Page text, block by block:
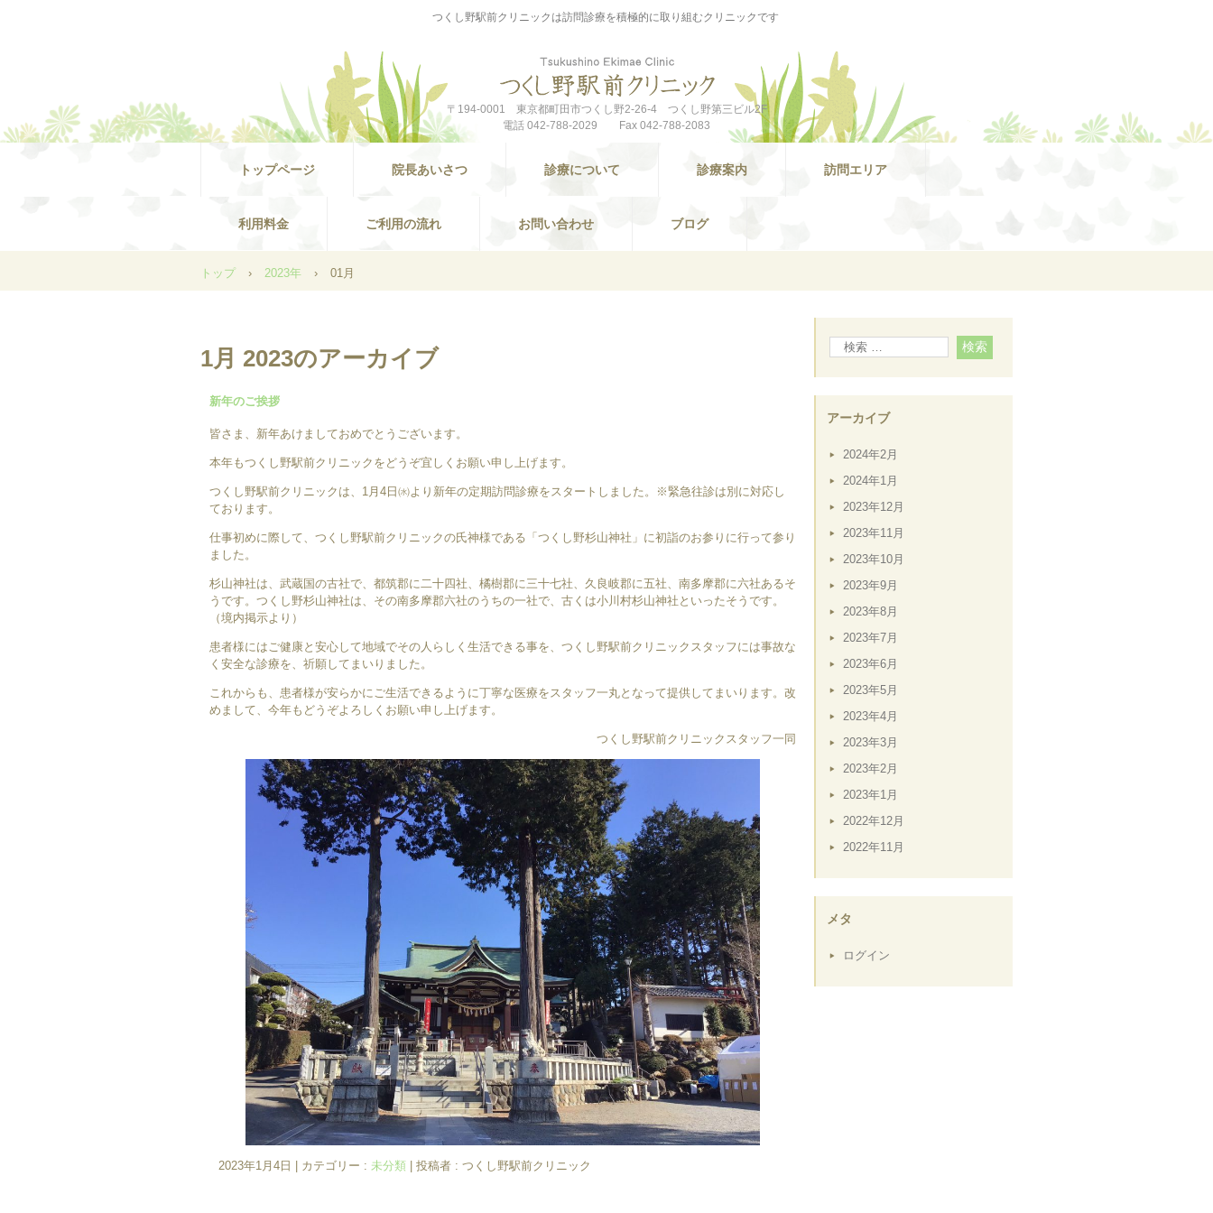
つくし野駅前クリニックは訪問診療を積極的に取り組むクリニックです
〒194-0001 東京都町田市つくし野2-26-4 つくし野第三ビル2F
電話 042-788-2029 Fax 042-788-2083
トップページ 院長あいさつ 診療について 診療案内 訪問エリア
利用料金 ご利用の流れ お問い合わせ ブログ
トップ › 2023年 › 01月
1月 2023のアーカイブ
新年のご挨拶
皆さま、新年あけましておめでとうございます。
本年もつくし野駅前クリニックをどうぞ宜しくお願い申し上げます。
つくし野駅前クリニックは、1月4日㈬より新年の定期訪問診療をスタートしました。※緊急往診は別に対応し
ております。
仕事初めに際して、つくし野駅前クリニックの氏神様である「つくし野杉山神社」に初詣のお参りに行って参り
ました。
杉山神社は、武蔵国の古社で、都筑郡に二十四社、橘樹郡に三十七社、久良岐郡に五社、南多摩郡に六社あるそ
うです。つくし野杉山神社は、その南多摩郡六社のうちの一社で、古くは小川村杉山神社といったそうです。
（境内掲示より）
患者様にはご健康と安心して地域でその人らしく生活できる事を、つくし野駅前クリニックスタッフには事故な
く安全な診療を、祈願してまいりました。
これからも、患者様が安らかにご生活できるように丁寧な医療をスタッフ一丸となって提供してまいります。改
めまして、今年もどうぞよろしくお願い申し上げます。
つくし野駅前クリニックスタッフ一同
2023年1月4日 | カテゴリー : 未分類 | 投稿者 : つくし野駅前クリニック
アーカイブ
2024年2月
2024年1月
2023年12月
2023年11月
2023年10月
2023年9月
2023年8月
2023年7月
2023年6月
2023年5月
2023年4月
2023年3月
2023年2月
2023年1月
2022年12月
2022年11月
メタ
ログイン